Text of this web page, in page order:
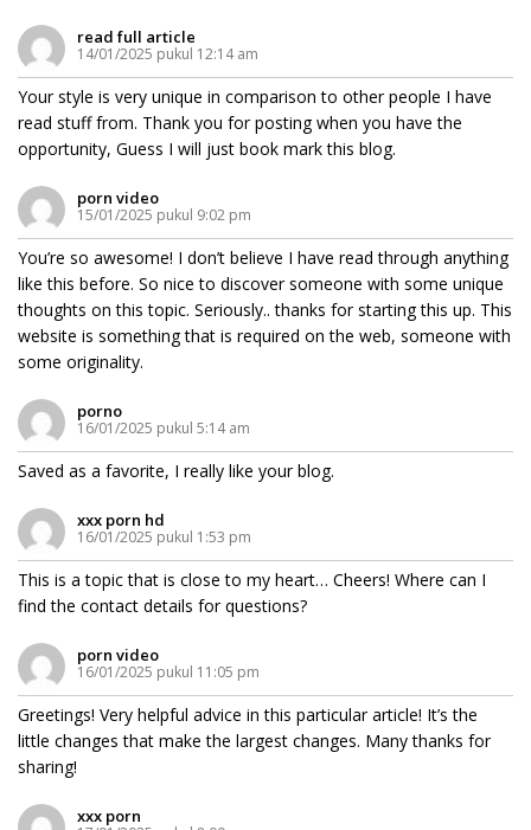
read full article
14/01/2025 pukul 12:14 am
Your style is very unique in comparison to other people I have
read stuff from. Thank you for posting when you have the
opportunity, Guess I will just book mark this blog.
porn video
15/01/2025 pukul 9:02 pm
You’re so awesome! I don’t believe I have read through anything
like this before. So nice to discover someone with some unique
thoughts on this topic. Seriously.. thanks for starting this up. This
website is something that is required on the web, someone with
some originality.
porno
16/01/2025 pukul 5:14 am
Saved as a favorite, I really like your blog.
xxx porn hd
16/01/2025 pukul 1:53 pm
This is a topic that is close to my heart… Cheers! Where can I
find the contact details for questions?
porn video
16/01/2025 pukul 11:05 pm
Greetings! Very helpful advice in this particular article! It’s the
little changes that make the largest changes. Many thanks for
sharing!
xxx porn